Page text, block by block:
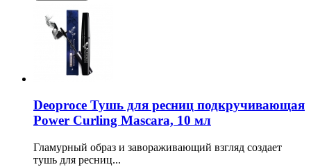
Deoproce Тушь для ресниц подкручивающая
Power Curling Mascara, 10 мл
Гламурный образ и завораживающий взгляд создает
тушь для ресниц...